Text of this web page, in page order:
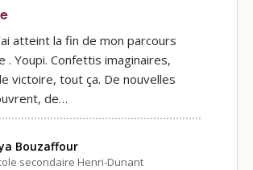
atteint la fin de mon parcours
. Youpi. Confettis imaginaires,
victoire, tout ça. De nouvelles
de…
Bouzaffour
secondaire Henri-Dunant